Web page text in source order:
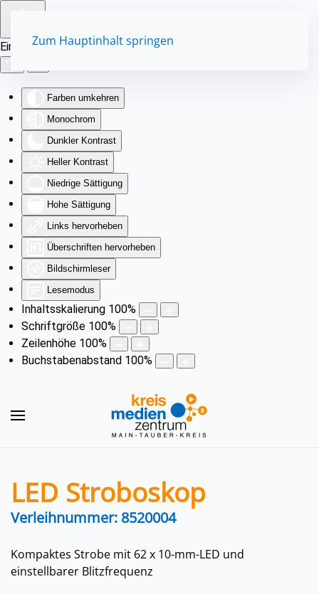
Eingabehilfen öffnen
Farben umkehren
Monochrom
Dunkler Kontrast
Heller Kontrast
Niedrige Sättigung
Hohe Sättigung
Links hervorheben
Überschriften hervorheben
Bildschirmleser
Lesemodus
Inhaltsskalierung 100%
Schriftgröße 100%
Zeilenhöhe 100%
Buchstabenabstand 100%
Zum Hauptinhalt springen
LED Stroboskop
Verleihnummer: 8520004
Kompaktes Strobe mit 62 x 10-mm-LED und
einstellbarer Blitzfrequenz